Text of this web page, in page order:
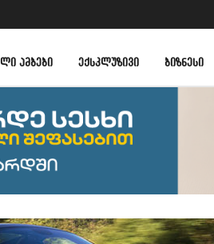
ᲐᲛᲑᲔᲑᲘ ᲔᲥᲡᲙᲚᲣᲖᲘᲕᲘ ᲑᲘᲖᲜᲔᲡᲘ